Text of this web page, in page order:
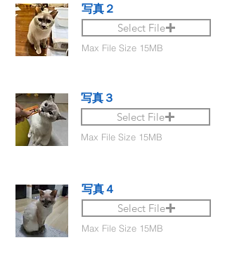
写真２
Select File
Max File Size 15MB
写真３
Select File
Max File Size 15MB
写真４
Select File
Max File Size 15MB